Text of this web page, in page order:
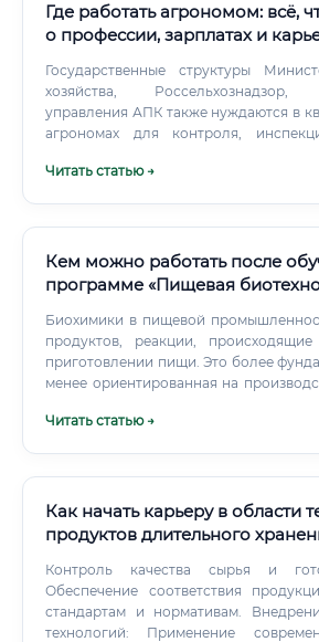
Где работать агрономом: всё,
о профессии, зарплатах и
Государственные структуры
хозяйства, Россельхознадзор,
управления АПК также нуждаются в
агрономах для контроля,
учреждения Опытные агрономы
Читать статью →
Кем можно работать после
программе «Пищевая
Биохимики в пищевой
продуктов, реакции,
приготовлении пищи. Это более
менее ориентированная на
Читать статью →
Как начать карьеру в области
продуктов длительного
Контроль качества сырья и
Обеспечение соответствия
стандартам и нормативам.
технологий: Применение